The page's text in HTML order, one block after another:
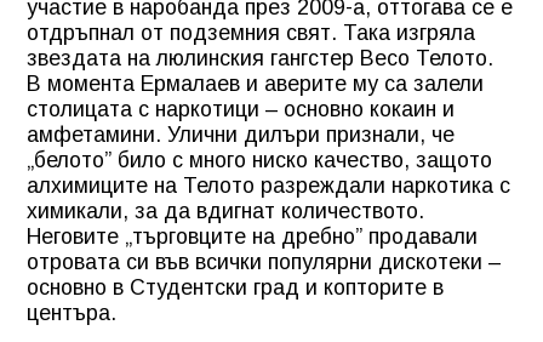
участие в наробанда през 2009-а, оттогава се е
отдръпнал от подземния свят. Така изгряла
звездата на люлинския гангстер Весо Телото.
В момента Ермалаев и аверите му са залели
столицата с наркотици – основно кокаин и
амфетамини. Улични дилъри признали, че
„белото” било с много ниско качество, защото
алхимиците на Телото разреждали наркотика с
химикали, за да вдигнат количеството.
Неговите „търговците на дребно” продавали
отровата си във всички популярни дискотеки –
основно в Студентски град и копторите в
центъра.